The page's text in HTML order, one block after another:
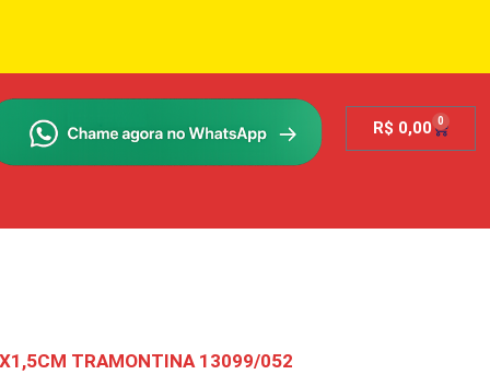
R$ 0,00 0
TRAMONTINA 13099/052